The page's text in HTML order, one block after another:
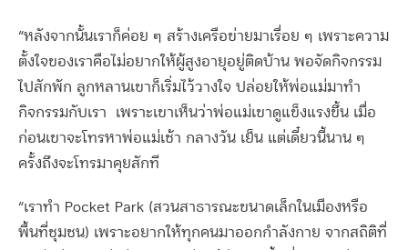
“หลังจากนั้นเราก็ค่อย ๆ สร้างเครือข่ายมาเรื่อย ๆ เพราะความ
ตั้งใจของเราคือไม่อยากให้ผู้สูงอายุอยู่ติดบ้าน พอจัดกิจกรรม
ไปสักพัก ลูกหลานเขาก็เริ่มไว้วางใจ ปล่อยให้พ่อแม่มาทำ
กิจกรรมกับเรา เพราะเขาเห็นว่าพ่อแม่เขาดูแข็งแรงขึ้น เมื่อ
ก่อนเขาจะโทรหาพ่อแม่เช้า กลางวัน เย็น แต่เดี๋ยวนี้นาน ๆ
ครั้งถึงจะโทรมาคุยสักที
“เราทำ Pocket Park (สวนสาธารณะขนาดเล็กในเมืองหรือ
พื้นที่ชุมชน) เพราะอยากให้ทุกคนมาออกกำลังกาย จากสถิติที่